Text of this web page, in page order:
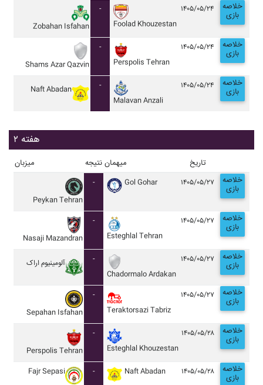
Zobahan Isfahan
-
Foolad Khouzestan
۱۴۰۵/۰۵/۲۴ خلاصه
بازی
Shams Azar Qazvin
-
Perspolis Tehran
۱۴۰۵/۰۵/۲۴ خلاصه
بازی
Naft Abadan
-
Malavan Anzali
۱۴۰۵/۰۵/۲۴ خلاصه
بازی
هفته ۲
میزبان نتیجه میهمان تاریخ
Peykan Tehran
- Gol Gohar ۱۴۰۵/۰۵/۲۷ خلاصه
بازی
Nasaji Mazandran
-
Esteghlal Tehran
۱۴۰۵/۰۵/۲۷ خلاصه
بازی
آلومينيوم اراک
-
Chadormalo Ardakan
۱۴۰۵/۰۵/۲۷ خلاصه
بازی
Sepahan Isfahan
-
Teraktorsazi Tabriz
۱۴۰۵/۰۵/۲۷ خلاصه
بازی
Perspolis Tehran
-
Esteghlal Khouzestan
۱۴۰۵/۰۵/۲۸ خلاصه
بازی
Fajr Sepasi - Naft Abadan ۱۴۰۵/۰۵/۲۸ خلاصه
بازی